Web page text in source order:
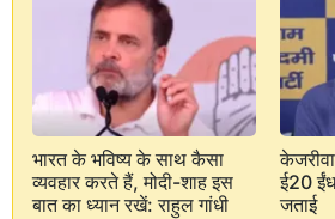
भारत के भविष्य के साथ कैसा
व्यवहार करते हैं, मोदी-शाह इस
बात का ध्यान रखें: राहुल गांधी
ई20
जताई